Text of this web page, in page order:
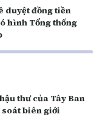
duyệt đồng tiền
hình Tổng thống
thư của Tây Ban
soát biên giới